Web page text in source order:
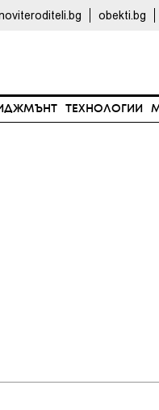
obekti.bg
ТЕХНОЛОГИИ